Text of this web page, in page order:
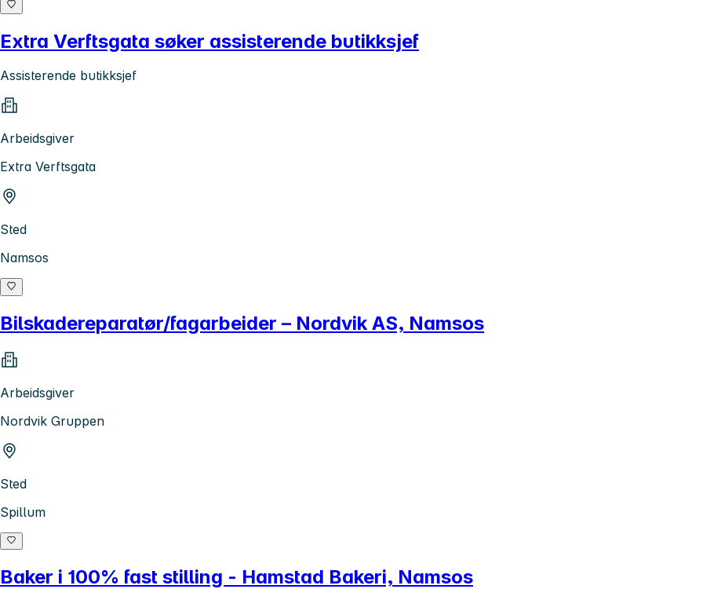
Extra Verftsgata søker assisterende butikksjef
Assisterende butikksjef
Arbeidsgiver
Extra Verftsgata
Sted
Namsos
Bilskadereparatør/fagarbeider – Nordvik AS, Namsos
Arbeidsgiver
Nordvik Gruppen
Sted
Spillum
Baker i 100% fast stilling - Hamstad Bakeri, Namsos